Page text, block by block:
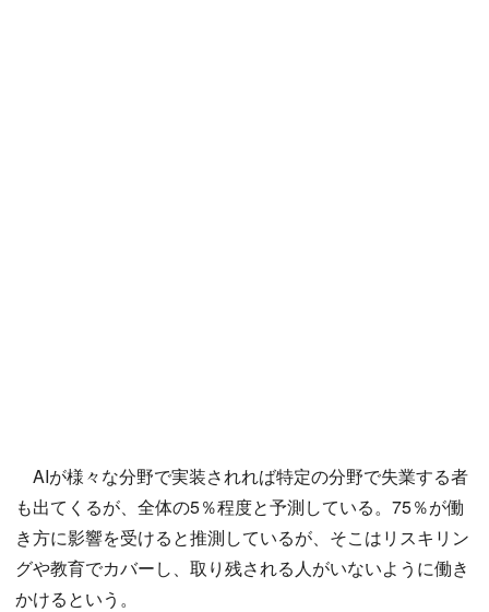
AIが様々な分野で実装されれば特定の分野で失業する者
も出てくるが、全体の5％程度と予測している。75％が働
き方に影響を受けると推測しているが、そこはリスキリン
グや教育でカバーし、取り残される人がいないように働き
かけるという。